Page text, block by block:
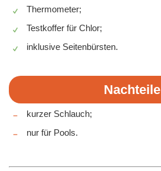
Thermometer;
Testkoffer für Chlor;
inklusive Seitenbürsten.
Nachteile
kurzer Schlauch;
nur für Pools.